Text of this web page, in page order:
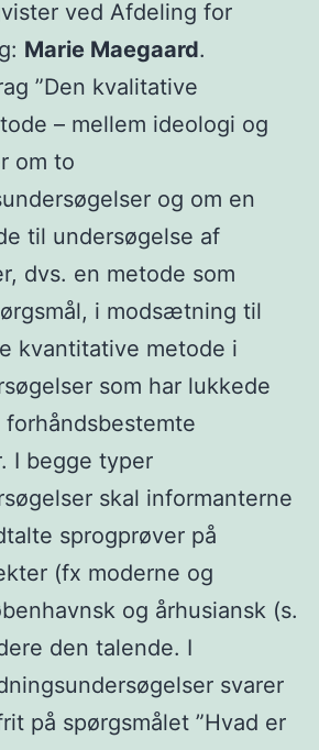
ved Afdeling for
Marie Maegaard.
”Den kvalitative
– mellem ideologi og
om to
og om en
til undersøgelse af
dvs. en metode som
i modsætning til
kvantitative metode i
som har lukkede
forhåndsbestemte
I begge typer
skal informanterne
sprogprøver på
(fx moderne og
og århusiansk (s.
den talende. I
svarer
på spørgsmålet ”Hvad er